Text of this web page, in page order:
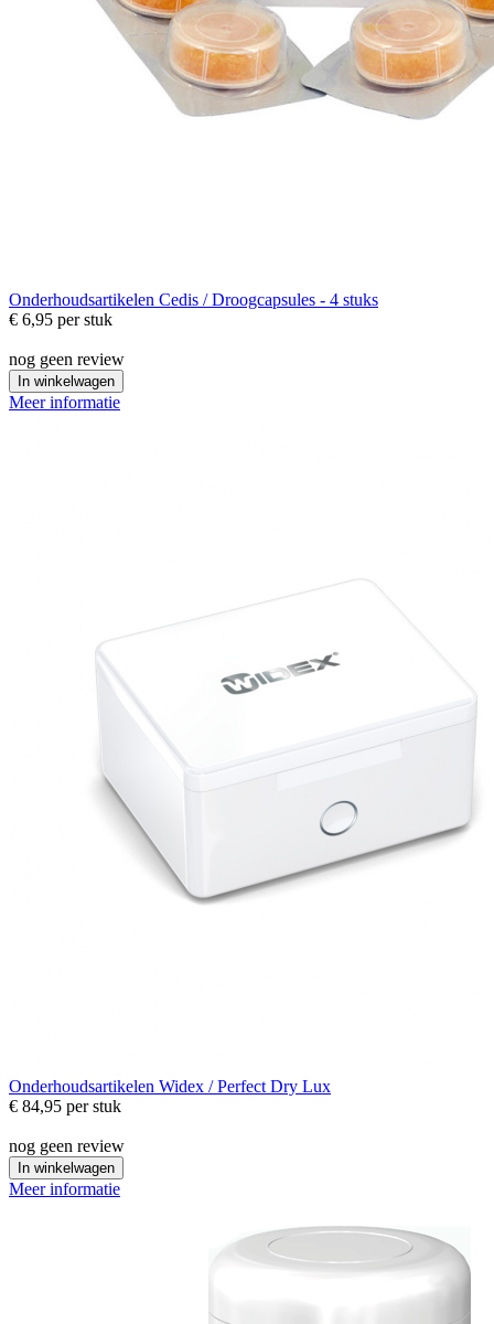
Onderhoudsartikelen Cedis / Droogcapsules - 4 stuks
€ 6,95 per stuk
nog geen review
In winkelwagen
Meer informatie
Onderhoudsartikelen Widex / Perfect Dry Lux
€ 84,95 per stuk
nog geen review
In winkelwagen
Meer informatie